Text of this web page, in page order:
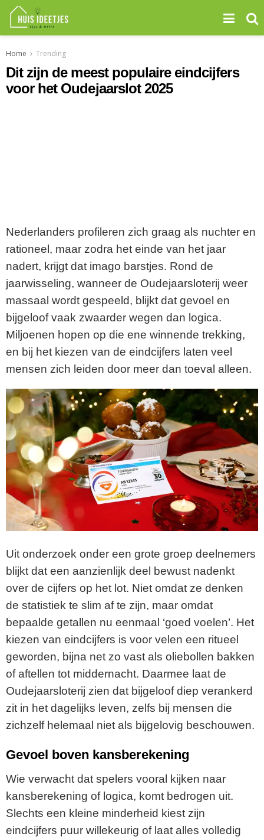
Home Trending
Dit zijn de meest populaire eindcijfers
voor het Oudejaarslot 2025
Nederlanders profileren zich graag als nuchter en
rationeel, maar zodra het einde van het jaar
nadert, krijgt dat imago barstjes. Rond de
jaarwisseling, wanneer de Oudejaarsloterij weer
massaal wordt gespeeld, blijkt dat gevoel en
bijgeloof vaak zwaarder wegen dan logica.
Miljoenen hopen op die ene winnende trekking,
en bij het kiezen van de eindcijfers laten veel
mensen zich leiden door meer dan toeval alleen.
Uit onderzoek onder een grote groep deelnemers
blijkt dat een aanzienlijk deel bewust nadenkt
over de cijfers op het lot. Niet omdat ze denken
de statistiek te slim af te zijn, maar omdat
bepaalde getallen nu eenmaal ‘goed voelen’. Het
kiezen van eindcijfers is voor velen een ritueel
geworden, bijna net zo vast als oliebollen bakken
of aftellen tot middernacht. Daarmee laat de
Oudejaarsloterij zien dat bijgeloof diep verankerd
zit in het dagelijks leven, zelfs bij mensen die
zichzelf helemaal niet als bijgelovig beschouwen.
Gevoel boven kansberekening
Wie verwacht dat spelers vooral kijken naar
kansberekening of logica, komt bedrogen uit.
Slechts een kleine minderheid kiest zijn
eindcijfers puur willekeurig of laat alles volledig